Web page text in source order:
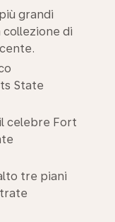
grandi
collezione di
State
celebre Fort
tre piani